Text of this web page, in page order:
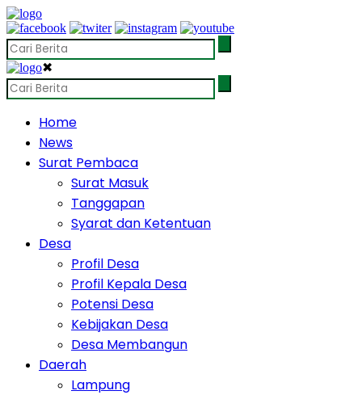
✖
Home
News
Surat Pembaca
Surat Masuk
Tanggapan
Syarat dan Ketentuan
Desa
Profil Desa
Profil Kepala Desa
Potensi Desa
Kebijakan Desa
Desa Membangun
Daerah
Lampung